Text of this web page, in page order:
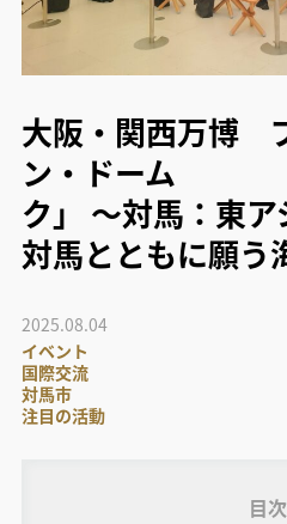
大阪・関西万博
ン・ドーム 「
ク」 ～対馬：東ア
対馬とともに願う
2025.08.04
イベント
国際交流
対馬市
注目の活動
目次